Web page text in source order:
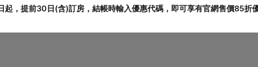
起，提前30日(含)訂房，結帳時輸入優惠代碼，即可享有官網售價85折